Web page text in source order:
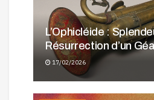
L’Ophicléide :
Résurrection d’un
17/02/2026